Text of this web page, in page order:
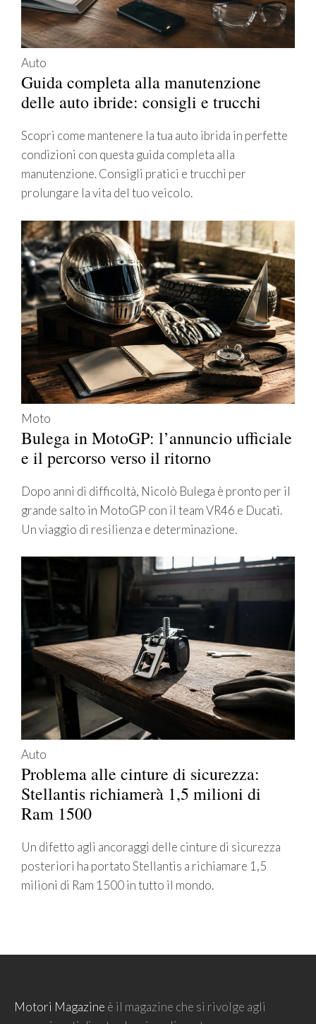
Auto
Guida completa alla manutenzione
delle auto ibride: consigli e trucchi
Scopri come mantenere la tua auto ibrida in perfette
condizioni con questa guida completa alla
manutenzione. Consigli pratici e trucchi per
prolungare la vita del tuo veicolo.
Moto
Bulega in MotoGP: l’annuncio ufficiale
e il percorso verso il ritorno
Dopo anni di difficoltà, Nicolò Bulega è pronto per il
grande salto in MotoGP con il team VR46 e Ducati.
Un viaggio di resilienza e determinazione.
Auto
Problema alle cinture di sicurezza:
Stellantis richiamerà 1,5 milioni di
Ram 1500
Un difetto agli ancoraggi delle cinture di sicurezza
posteriori ha portato Stellantis a richiamare 1,5
milioni di Ram 1500 in tutto il mondo.
Motori Magazine è il magazine che si rivolge agli